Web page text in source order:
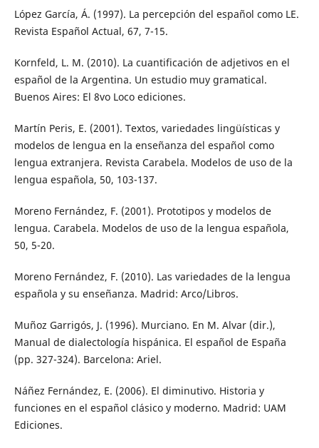
López García, Á. (1997). La percepción del español como LE.
Revista Español Actual, 67, 7-15.
Kornfeld, L. M. (2010). La cuantificación de adjetivos en el
español de la Argentina. Un estudio muy gramatical.
Buenos Aires: El 8vo Loco ediciones.
Martín Peris, E. (2001). Textos, variedades lingüísticas y
modelos de lengua en la enseñanza del español como
lengua extranjera. Revista Carabela. Modelos de uso de la
lengua española, 50, 103-137.
Moreno Fernández, F. (2001). Prototipos y modelos de
lengua. Carabela. Modelos de uso de la lengua española,
50, 5-20.
Moreno Fernández, F. (2010). Las variedades de la lengua
española y su enseñanza. Madrid: Arco/Libros.
Muñoz Garrigós, J. (1996). Murciano. En M. Alvar (dir.),
Manual de dialectología hispánica. El español de España
(pp. 327-324). Barcelona: Ariel.
Náñez Fernández, E. (2006). El diminutivo. Historia y
funciones en el español clásico y moderno. Madrid: UAM
Ediciones.